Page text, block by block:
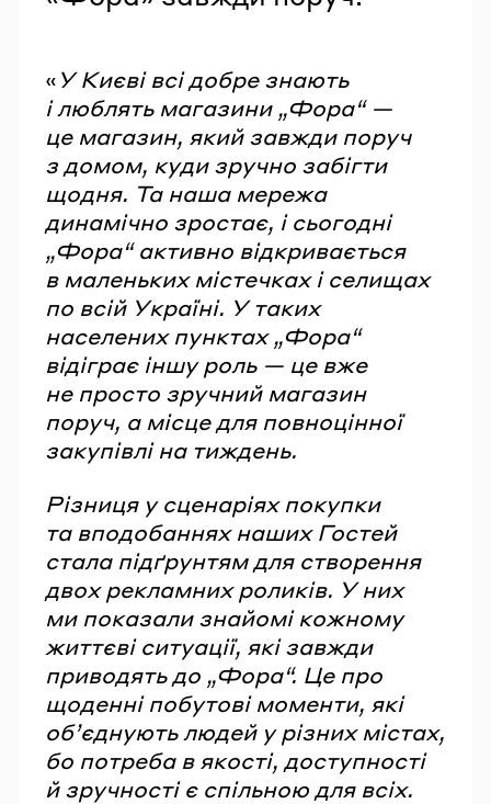
«У Києві всі добре знають
і люблять магазини „Фора“ —
це магазин, який завжди поруч
з домом, куди зручно забігти
щодня. Та наша мережа
динамічно зростає, і сьогодні
„Фора“ активно відкривається
в маленьких містечках і селищах
по всій Україні. У таких
населених пунктах „Фора“
відіграє іншу роль — це вже
не просто зручний магазин
поруч, а місце для повноцінної
закупівлі на тиждень.
Різниця у сценаріях покупки
та вподобаннях наших Гостей
стала підґрунтям для створення
двох рекламних роликів. У них
ми показали знайомі кожному
життєві ситуації, які завжди
приводять до „Фора“. Це про
щоденні побутові моменти, які
об’єднують людей у різних містах,
бо потреба в якості, доступності
й зручності є спільною для всіх.